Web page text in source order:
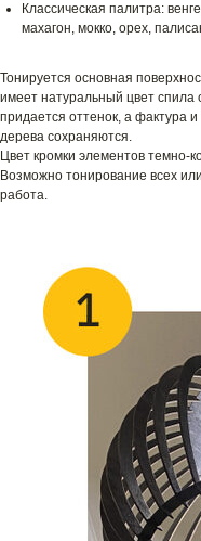
Классическая палитра:
махагон, мокко, орех,
Тонируется основная
имеет натуральный цвет спила
придается оттенок, а фактура
дерева сохраняются.
Цвет кромки элементов темно-
Возможно тонирование всех
работа.